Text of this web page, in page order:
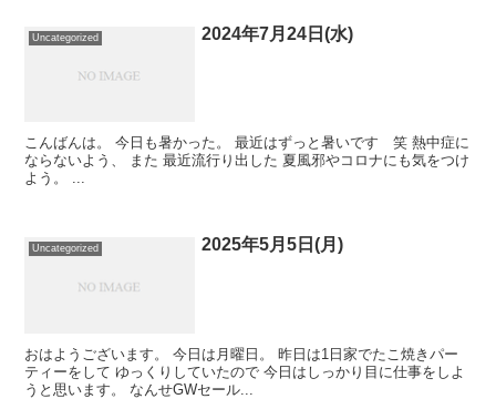
Uncategorized 2024年7月24日(水)
こんばんは。 今日も暑かった。 最近はずっと暑いです 笑 熱中症に
ならないよう、 また 最近流行り出した 夏風邪やコロナにも気をつけ
よう。 ...
Uncategorized 2025年5月5日(月)
おはようございます。 今日は月曜日。 昨日は1日家でたこ焼きパー
ティーをして ゆっくりしていたので 今日はしっかり目に仕事をしよ
うと思います。 なんせGWセール...